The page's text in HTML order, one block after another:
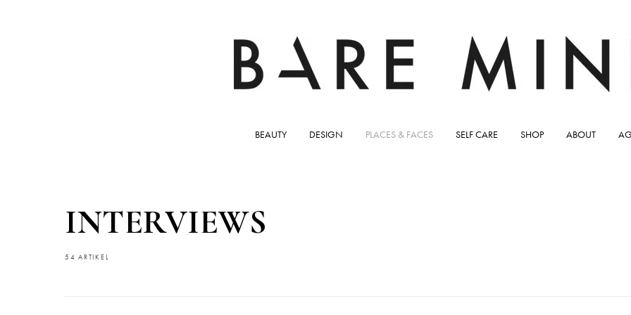
BEAUTY DESIGN PLACES & FACES SELF CARE SHOP ABOUT
INTERVIEWS
54 ARTIKEL